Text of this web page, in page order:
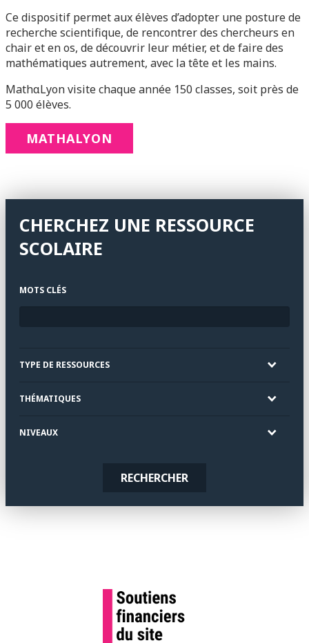
Ce dispositif permet aux élèves d’adopter une posture de
recherche scientifique, de rencontrer des chercheurs en
chair et en os, de découvrir leur métier, et de faire des
mathématiques autrement, avec la tête et les mains.
MathαLyon visite chaque année 150 classes, soit près de
5 000 élèves.
MATHΑLYON
CHERCHEZ UNE RESSOURCE
SCOLAIRE
MOTS CLÉS
TYPE DE RESSOURCES
THÉMATIQUES
NIVEAUX
RECHERCHER